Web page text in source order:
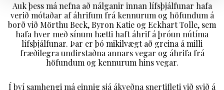
Auk þess má nefna að nálganir innan lífsþjálfunar hafa
verið mótaðar af áhrifum frá kennurum og höfundum á
borð við Mörthu Beck, Byron Katie og Eckhart Tolle, sem
hafa hver með sínum hætti haft áhrif á þróun nútíma
lífsþjálfunar. Þar er þó mikilvægt að greina á milli
fræðilegra undirstaðna annars vegar og áhrifa frá
höfundum og kennurum hins vegar.
Í því samhengi má einnig sjá ákveðna snertifleti við svið á